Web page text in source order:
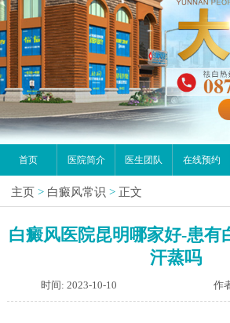
首页 医院简介 医生团队 在线预约
主页 > 白癜风常识 > 正文
白癜风医院昆明哪家好-患有
汗蒸吗
时间: 2023-10-10 作